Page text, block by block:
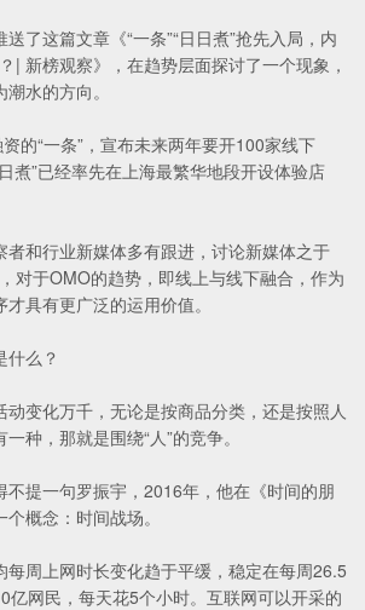
了这篇文章《“一条”“日日煮”抢先入局，内
| 新榜观察》，在趋势层面探讨了一个现象，
水的方向。
的“一条”，宣布未来两年要开100家线下
煮”已经率先在上海最繁华地段开设体验店
者和行业新媒体多有跟进，讨论新媒体之于
对于OMO的趋势，即线上与线下融合，作为
具有更广泛的运用价值。
什么？
动变化万千，无论是按商品分类，还是按照人
种，那就是围绕“人”的竞争。
不提一句罗振宇，2016年，他在《时间的朋
概念：时间战场。
每周上网时长变化趋于平缓，稳定在每周26.5
亿网民，每天花5个小时。互联网可以开采的